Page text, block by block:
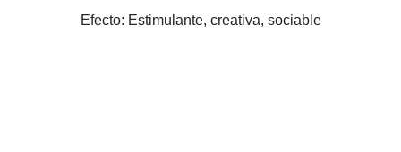
Efecto: Estimulante, creativa, sociable